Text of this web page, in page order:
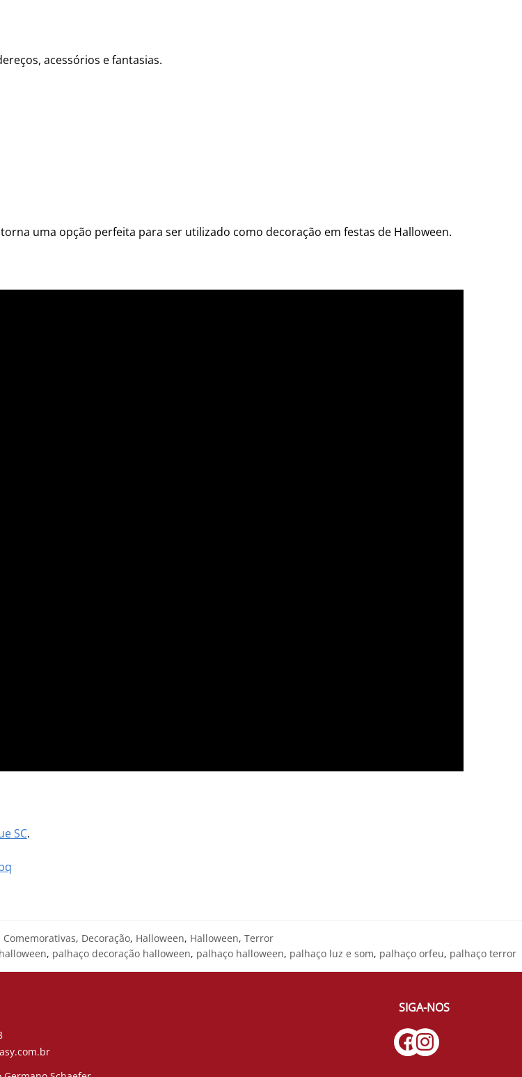
acessórios e fantasias.
uma opção perfeita para ser utilizado como decoração em festas de Halloween.
SC.
Comemorativas, Decoração, Halloween, Halloween, Terror
, palhaço decoração halloween, palhaço halloween, palhaço luz e som, palhaço orfeu, palhaço terror
SIGA-NOS